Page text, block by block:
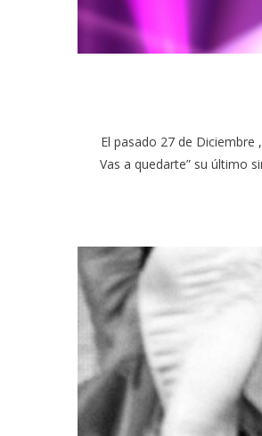
El pasado 27 de Diciembre
Vas a quedarte” su último